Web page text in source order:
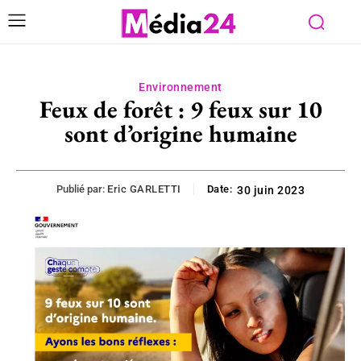
Environnement
Feux de forêt : 9 feux sur 10
sont d’origine humaine
Publié par: Eric GARLETTI Date: 30 juin 2023